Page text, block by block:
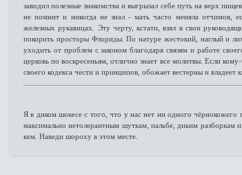
заводил полезные знакомства и выгрызал себе путь на верх
не помнит и никогда не знал - мать часто меняла отчимов,
железных рукавицах. Эту черту, кстати, взял в свои
покорить просторы Флориды. По натуре жестокий, наглый и
уходить от проблем с законом благодаря связям и работе
церковь по воскресеньям, отлично знает все молитвы. Если
своего кодекса чести и принципов, обожает вестерны и владеет
Я в диком шокесе с того, что у нас нет ни одного
максимально нетолерантным шуткам, пальбе, диким разборкам
кем. Наведи шороху в этом месте.